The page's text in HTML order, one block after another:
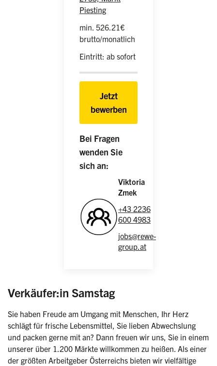
Piesting
min. 526.21€
brutto/monatlich
Eintritt: ab sofort
Jetzt
bewerben
Bei Fragen
wenden Sie
sich an:
Viktoria
Zmek
+43 2236
600 4983
jobs@rewe-
group.at
Verkäufer:in Samstag(weiblich/männlich/
Sie haben Freude am Umgang mit Menschen, Ihr Herz
schlägt für frische Lebensmittel, Sie lieben Abwechslung
und packen gerne mit an? Dann freuen wir uns, Sie in einem
unserer über 1.200 Märkte willkommen zu heißen. Als einer
der größten Arbeitgeber Österreichs bieten wir vielfältige